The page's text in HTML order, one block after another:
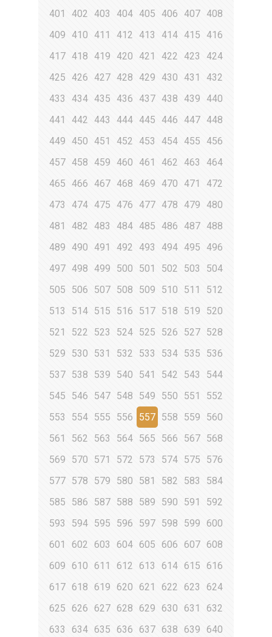
401 402 403 404 405 406 407 408
409
410 411 412 413 414 415
416
417 418 419 420 421 422 423
424
425
426 427 428 429 430 431
432
433
434 435 436 437 438 439
440
441
442 443 444 445 446 447 448
449
450 451 452 453 454 455
456
457 458 459 460 461 462 463
464
465
466 467 468 469 470 471
472
473
474 475 476 477 478 479
480
481
482 483 484 485 486 487 488
489
490 491 492 493 494 495
496
497 498 499 500 501 502 503
504
505
506 507 508 509 510 511
512
513
514 515 516 517 518 519
520
521
522 523 524 525 526 527 528
529
530 531 532 533 534 535
536
537 538 539 540 541 542 543
544
545
546 547 548 549 550 551
552
553
554 555 556 557 558 559
560
561
562 563 564 565 566 567 568
569
570 571 572 573 574 575
576
577 578 579 580 581 582 583
584
585
586 587 588 589 590 591
592
593
594 595 596 597 598 599
600
601
602 603 604 605 606 607 608
609
610 611 612 613 614 615
616
617 618 619 620 621 622 623
624
625
626 627 628 629 630 631
632
633
634 635 636 637 638 639 640